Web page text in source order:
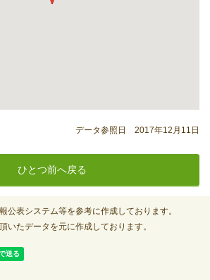
データ参照日 2017年12月11日
ひとつ前へ戻る
公表システム等を参考に作成しております。
いたデータを元に作成しております。